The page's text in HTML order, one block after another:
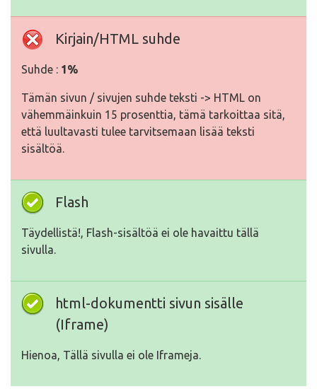
Kirjain/HTML suhde
Suhde : 1%
Tämän sivun / sivujen suhde teksti -> HTML on
vähemmäinkuin 15 prosenttia, tämä tarkoittaa sitä,
että luultavasti tulee tarvitsemaan lisää teksti
sisältöä.
Flash
Täydellistä!, Flash-sisältöä ei ole havaittu tällä
sivulla.
html-dokumentti sivun sisälle
(Iframe)
Hienoa, Tällä sivulla ei ole Iframeja.